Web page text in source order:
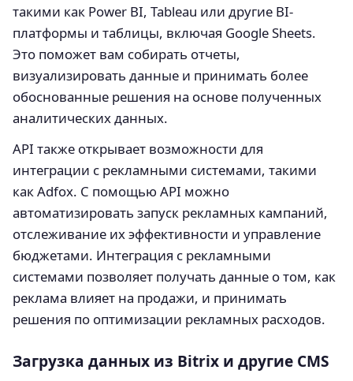
такими как Power BI, Tableau или другие BI-
платформы и таблицы, включая Google Sheets.
Это поможет вам собирать отчеты,
визуализировать данные и принимать более
обоснованные решения на основе полученных
аналитических данных.
API также открывает возможности для
интеграции с рекламными системами, такими
как Adfox. С помощью API можно
автоматизировать запуск рекламных кампаний,
отслеживание их эффективности и управление
бюджетами. Интеграция с рекламными
системами позволяет получать данные о том, как
реклама влияет на продажи, и принимать
решения по оптимизации рекламных расходов.
Загрузка данных из Bitrix и другие CMS